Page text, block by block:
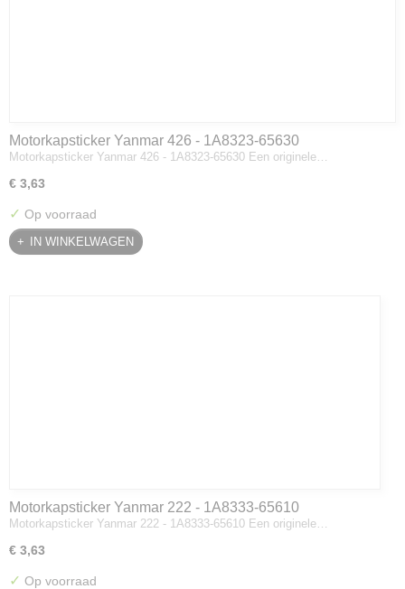
Motorkapsticker Yanmar 426 - 1A8323-65630
Motorkapsticker Yanmar 426 - 1A8323-65630 Een originele…
€ 3,63
✓ Op voorraad
IN WINKELWAGEN
Motorkapsticker Yanmar 222 - 1A8333-65610
Motorkapsticker Yanmar 222 - 1A8333-65610 Een originele…
€ 3,63
✓ Op voorraad